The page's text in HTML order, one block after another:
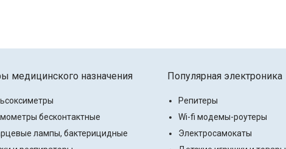
медицинского назначения
бесконтактные
лампы, бактерицидные
Популярная электроника
Репитеры
Wi-fi модемы-роутеры
Электросамокаты